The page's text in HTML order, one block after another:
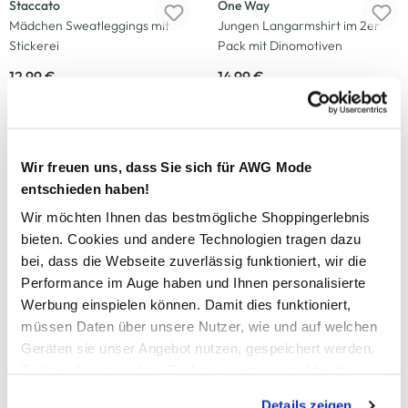
Wir freuen uns, dass Sie sich für AWG Mode
entschieden haben!
Wir möchten Ihnen das bestmögliche Shoppingerlebnis
bieten. Cookies und andere Technologien tragen dazu
bei, dass die Webseite zuverlässig funktioniert, wir die
Performance im Auge haben und Ihnen personalisierte
Werbung einspielen können. Damit dies funktioniert,
müssen Daten über unsere Nutzer, wie und auf welchen
Geräten sie unser Angebot nutzen, gespeichert werden.
Staccato
Mädchen Sweatleggings mit
Stickerei
12,99 €
One Way
Jungen Langarmshirt im 2er
Pack mit Dinomotiven
14,99 €
Staccato
Baby Jungen Shirt mit Streifen
15,99 €
Staccato
17,99 €
Neu
Baby Mädchen Leggings
Neu
Baby Jungen Sweatshirt mit
Frontprint